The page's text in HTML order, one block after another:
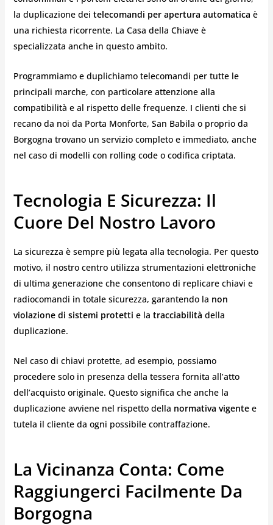
la duplicazione dei telecomandi per apertura automatica è
una richiesta ricorrente. La Casa della Chiave è
specializzata anche in questo ambito.
Programmiamo e duplichiamo telecomandi per tutte le
principali marche, con particolare attenzione alla
compatibilità e al rispetto delle frequenze. I clienti che si
recano da noi da Porta Monforte, San Babila o proprio da
Borgogna trovano un servizio completo e immediato, anche
nel caso di modelli con rolling code o codifica criptata.
Tecnologia E Sicurezza: Il
Cuore Del Nostro Lavoro
La sicurezza è sempre più legata alla tecnologia. Per questo
motivo, il nostro centro utilizza strumentazioni elettroniche
di ultima generazione che consentono di replicare chiavi e
radiocomandi in totale sicurezza, garantendo la non
violazione di sistemi protetti e la tracciabilità della
duplicazione.
Nel caso di chiavi protette, ad esempio, possiamo
procedere solo in presenza della tessera fornita all’atto
dell’acquisto originale. Questo significa che anche la
duplicazione avviene nel rispetto della normativa vigentee
tutela il cliente da ogni possibile contraffazione.
La Vicinanza Conta: Come
Raggiungerci Facilmente Da
Borgogna